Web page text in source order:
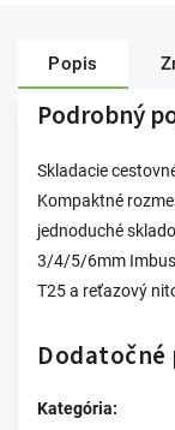
Popis
Podrobný
Skladacie
Kompaktné
jednoduché
3/4/5/6mm
T25 a reťazový
Kategória: